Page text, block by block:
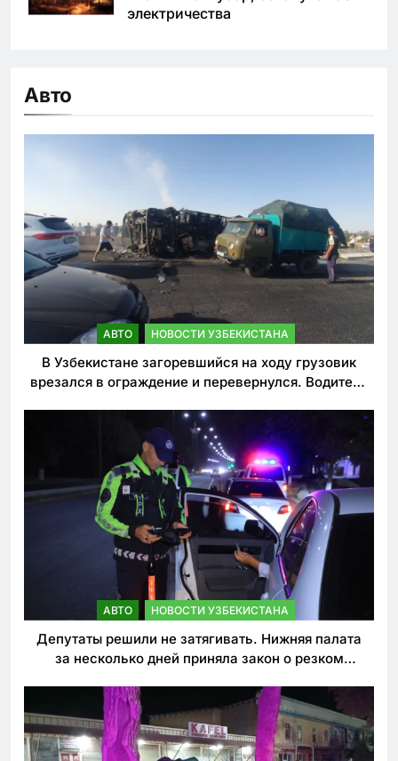
электричества
Авто
АВТО НОВОСТИ УЗБЕКИСТАНА
В Узбекистане загоревшийся на ходу грузовик
врезался в ограждение и перевернулся. Водитель
АВТО НОВОСТИ УЗБЕКИСТАНА
Депутаты решили не затягивать. Нижняя палата
за несколько дней приняла закон о резком